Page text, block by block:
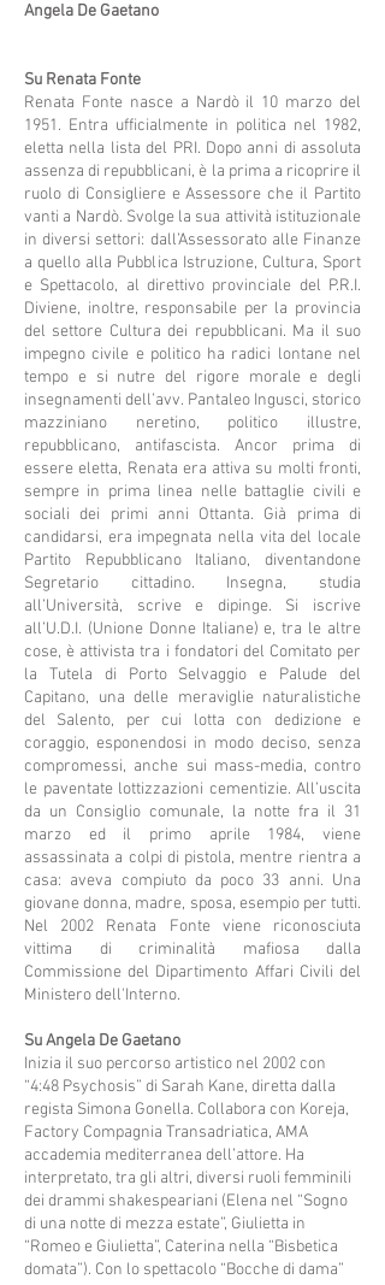
Angela De Gaetano
Su Renata Fonte
Renata Fonte nasce a Nardò il 10 marzo del
1951. Entra ufficialmente in politica nel 1982,
eletta nella lista del PRI. Dopo anni di assoluta
assenza di repubblicani, è la prima a ricoprire il
ruolo di Consigliere e Assessore che il Partito
vanti a Nardò. Svolge la sua attività istituzionale
in diversi settori: dall’Assessorato alle Finanze
a quello alla Pubblica Istruzione, Cultura, Sport
e Spettacolo, al direttivo provinciale del P.R.I.
Diviene, inoltre, responsabile per la provincia
del settore Cultura dei repubblicani. Ma il suo
impegno civile e politico ha radici lontane nel
tempo e si nutre del rigore morale e degli
insegnamenti dell’avv. Pantaleo Ingusci, storico
mazziniano neretino, politico illustre,
repubblicano, antifascista. Ancor prima di
essere eletta, Renata era attiva su molti fronti,
sempre in prima linea nelle battaglie civili e
sociali dei primi anni Ottanta. Già prima di
candidarsi, era impegnata nella vita del locale
Partito Repubblicano Italiano, diventandone
Segretario cittadino. Insegna, studia
all’Università, scrive e dipinge. Si iscrive
all’U.D.I. (Unione Donne Italiane) e, tra le altre
cose, è attivista tra i fondatori del Comitato per
la Tutela di Porto Selvaggio e Palude del
Capitano, una delle meraviglie naturalistiche
del Salento, per cui lotta con dedizione e
coraggio, esponendosi in modo deciso, senza
compromessi, anche sui mass-media, contro
le paventate lottizzazioni cementizie. All’uscita
da un Consiglio comunale, la notte fra il 31
marzo ed il primo aprile 1984, viene
assassinata a colpi di pistola, mentre rientra a
casa: aveva compiuto da poco 33 anni. Una
giovane donna, madre, sposa, esempio per tutti.
Nel 2002 Renata Fonte viene riconosciuta
vittima di criminalità mafiosa dalla
Commissione del Dipartimento Affari Civili del
Ministero dell'Interno.
Su Angela De Gaetano
Inizia il suo percorso artistico nel 2002 con
“4:48 Psychosis” di Sarah Kane, diretta dalla
regista Simona Gonella. Collabora con Koreja,
Factory Compagnia Transadriatica, AMA
accademia mediterranea dell’attore. Ha
interpretato, tra gli altri, diversi ruoli femminili
dei drammi shakespeariani (Elena nel “Sogno
di una notte di mezza estate”, Giulietta in
“Romeo e Giulietta”, Caterina nella “Bisbetica
domata”). Con lo spettacolo “Bocche di dama”